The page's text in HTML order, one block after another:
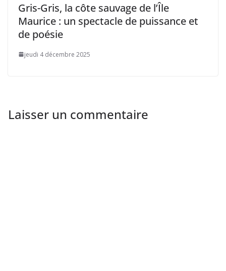
Gris-Gris, la côte sauvage de l’Île
Maurice : un spectacle de puissance et
de poésie
jeudi 4 décembre 2025
Laisser un commentaire